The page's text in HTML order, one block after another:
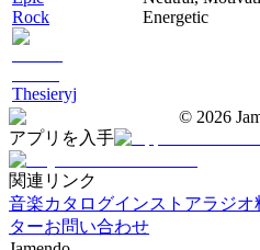
Rock
Thesieryj
Energetic
© 2026
アプリを入手
関連リンク
音楽カタログインストアラジオ
ターお問い合わせ